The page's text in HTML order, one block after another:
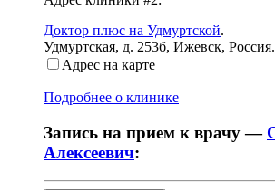
Доктор плюс на Удмуртской.
Удмуртская, д. 253б, Ижевск, Россия.
Адрес на карте
Подробнее о клинике
Запись на прием к врачу —
Алексеевич: